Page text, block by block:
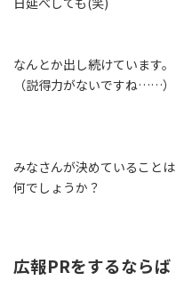
なんとか出し続けています。
（説得力がないですね……）
みなさんが決めていることは
何でしょうか？
広報PRをするならば